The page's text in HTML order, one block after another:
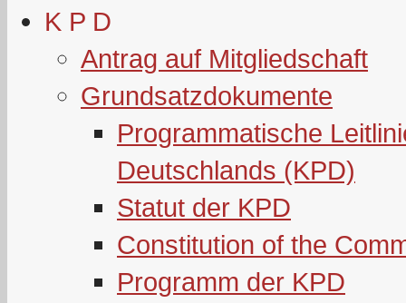
K P D
Antrag auf Mitgliedschaft
Grundsatzdokumente
Programmatische
Deutschlands (KPD)
Statut der KPD
Constitution of the
Programm der KPD